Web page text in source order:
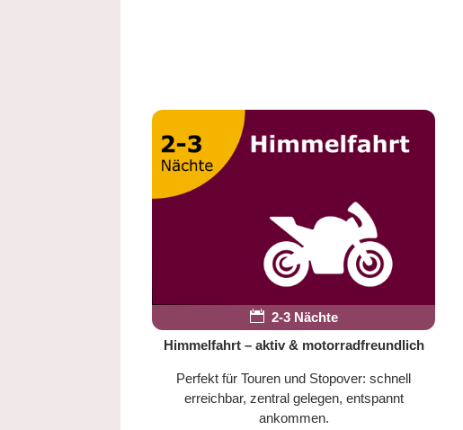
 2-3 Nächte
Himmelfahrt – aktiv & motorradfreundlich
Perfekt für Touren und Stopover: schnell
erreichbar, zentral gelegen, entspannt
ankommen.